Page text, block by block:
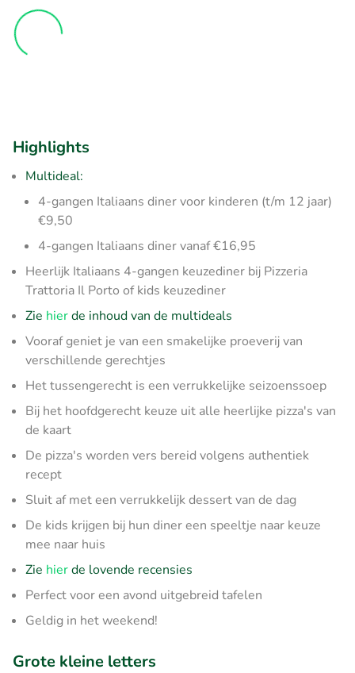
Highlights
Multideal:
4-gangen Italiaans diner voor kinderen (t/m 12 jaar)
€9,50
4-gangen Italiaans diner vanaf €16,95
Heerlijk Italiaans 4-gangen keuzediner bij Pizzeria
Trattoria Il Porto of kids keuzediner
Zie hierde inhoud van de multideals
Vooraf geniet je van een smakelijke proeverij van
verschillende gerechtjes
Het tussengerecht is een verrukkelijke seizoenssoep
Bij het hoofdgerecht keuze uit alle heerlijke pizza's van
de kaart
De pizza's worden vers bereid volgens authentiek
recept
Sluit af met een verrukkelijk dessert van de dag
De kids krijgen bij hun diner een speeltje naar keuze
mee naar huis
Zie hierde lovende recensies
Perfect voor een avond uitgebreid tafelen
Geldig in het weekend!
Grote kleine letters